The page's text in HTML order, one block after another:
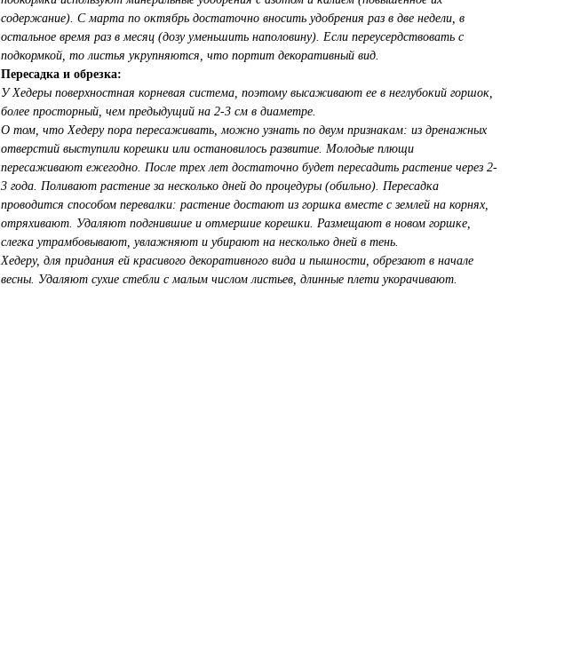
содержание). С марта по октябрь достаточно вносить удобрения раз в две недели, в
остальное время раз в месяц (дозу уменьшить наполовину). Если переусердствовать с
подкормкой, то листья укрупняются, что портит декоративный вид.
Пересадка и обрезка:
У Хедеры поверхностная корневая система, поэтому высаживают ее в неглубокий горшок,
более просторный, чем предыдущий на 2-3 см в диаметре.
О том, что Хедеру пора пересаживать, можно узнать по двум признакам: из дренажных
отверстий выступили корешки или остановилось развитие. Молодые плющи
пересаживают ежегодно. После трех лет достаточно будет пересадить растение через 2-
3 года. Поливают растение за несколько дней до процедуры (обильно). Пересадка
проводится способом перевалки: растение достают из горшка вместе с землей на корнях,
отряхивают. Удаляют подгнившие и отмершие корешки. Размещают в новом горшке,
слегка утрамбовывают, увлажняют и убирают на несколько дней в тень.
Хедеру, для придания ей красивого декоративного вида и пышности, обрезают в начале
весны. Удаляют сухие стебли с малым числом листьев, длинные плети укорачивают.